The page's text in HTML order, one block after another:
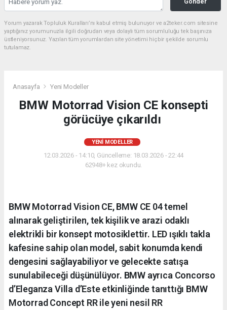
Yorum yazarak Topluluk Kuralları’nı kabul etmiş bulunuyor ve a2teker.com sitesine
yaptığınız yorumunuzla ilgili doğrudan veya dolaylı tüm sorumluluğu tek başınıza
üstleniyorsunuz. Yazılan tüm yorumlardan site yönetimi hiçbir şekilde sorumlu
tutulamaz.
Anasayfa Yeni Modeller
BMW Motorrad Vision CE konsepti
görücüye çıkarıldı
YENI MODELLER
12.03.2026 - 14:10, Güncelleme: 18.03.2026 - 22:44
62948+ kez okundu.
BMW Motorrad Vision CE, BMW CE 04 temel
alınarak geliştirilen, tek kişilik ve arazi odaklı
elektrikli bir konsept motosiklettir. LED ışıklı takla
kafesine sahip olan model, sabit konumda kendi
dengesini sağlayabiliyor ve gelecekte satışa
sunulabileceği düşünülüyor. BMW ayrıca Concorso
d’Eleganza Villa d’Este etkinliğinde tanıttığı BMW
Motorrad Concept RR ile yeni nesil RR